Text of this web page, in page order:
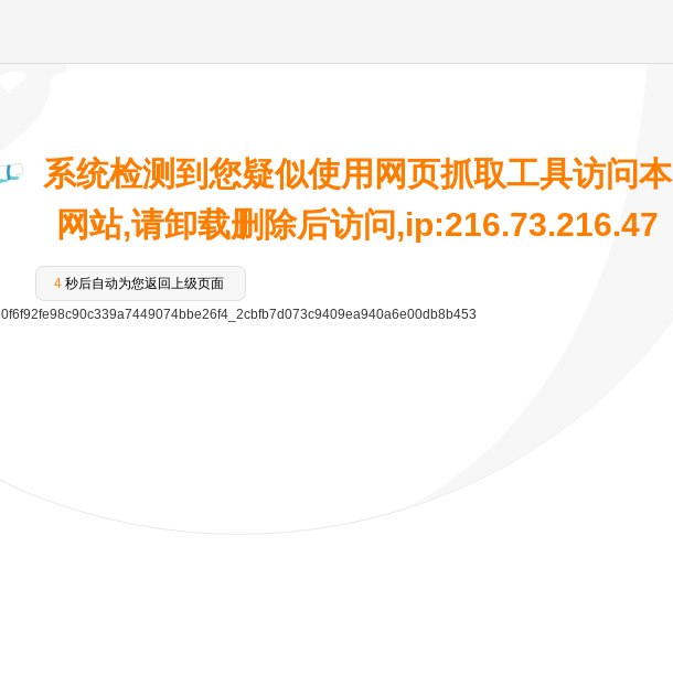
系统检测到您疑似使用网页抓取工具访问本
网站,请卸载删除后访问,ip:216.73.216.47
3 秒后自动为您返回上级页面
0f6f92fe98c90c339a7449074bbe26f4_2cbfb7d073c9409ea940a6e00db8b453